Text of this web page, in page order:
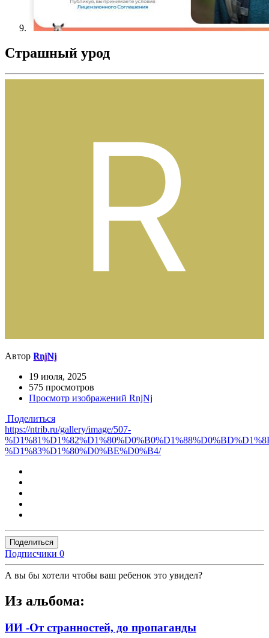
Страшный урод
Автор RnjNj
19 июля, 2025
575 просмотров
Просмотр изображений RnjNj
Поделиться
https://ntrib.ru/gallery/image/507-
%D1%83%D1%80%D0%BE%D0%B4/
Поделиться
Подписчики 0
А вы бы хотели чтобы ваш ребенок это увидел?
Из альбома:
ИИ -От странностей, до пропаганды